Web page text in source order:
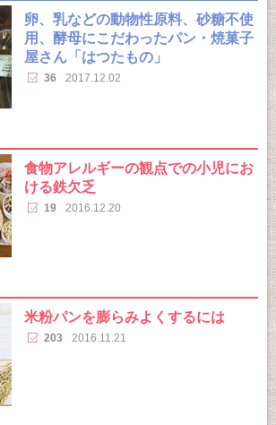
卵、乳などの動物性原料、砂糖不使
用、酵母にこだわったパン・焼菓子
屋さん「はつたもの」
36 2017.12.02
食物アレルギーの観点での小児にお
ける鉄欠乏
19 2016.12.20
米粉パンを膨らみよくするには
203 2016.11.21